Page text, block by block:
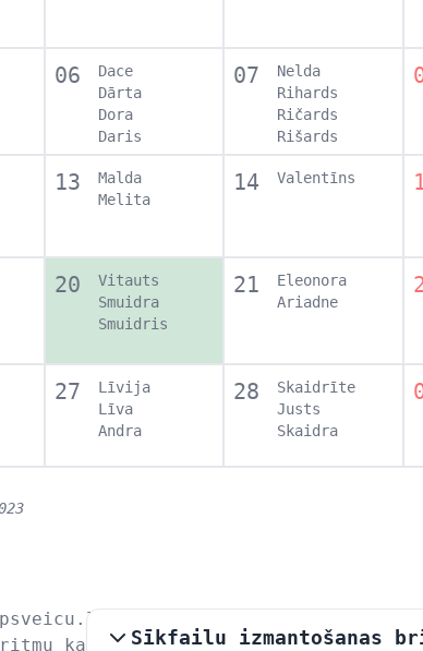
06
Dace
Dārta
Dora
Daris
07
Nelda
Rihards
Ričards
Rišards
13
Malda
Melita
14 Valentīns
20
Vitauts
Smuidra
Smuidris
21
Eleonora
Ariadne
27
Līvija
Līva
Andra
28
Skaidrīte
Justs
Skaidra
kalkulatorsSīkfailu izmantošanas